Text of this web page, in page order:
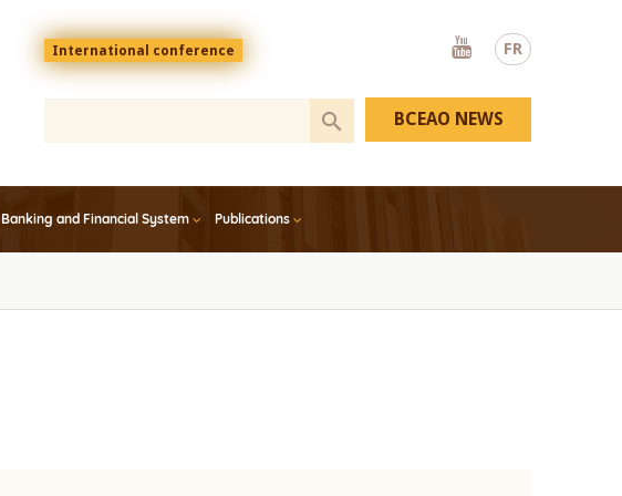
FR
Menu
top
En
International conference
Youtube
Banking and Financial System Publications
BCEAO NEWS